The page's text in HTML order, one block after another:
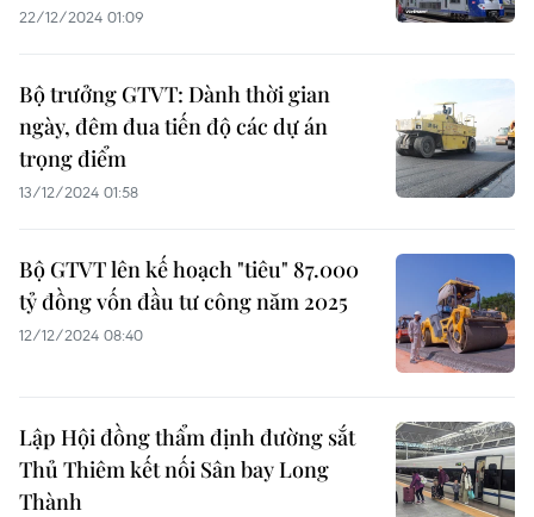
22/12/2024 01:09
Bộ trưởng GTVT: Dành thời gian
ngày, đêm đua tiến độ các dự án
trọng điểm
13/12/2024 01:58
Bộ GTVT lên kế hoạch "tiêu" 87.000
tỷ đồng vốn đầu tư công năm 2025
12/12/2024 08:40
Lập Hội đồng thẩm định đường sắt
Thủ Thiêm kết nối Sân bay Long
Thành